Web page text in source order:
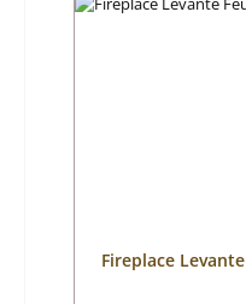
Fireplace